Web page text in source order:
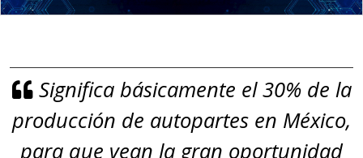
Empresa en Jalisco
GRAFITO LAMINADO EN
ROLLO
Especificaciones:
Requisitos: Garantizar composición
Significa básicamente el 30% de la
producción de autopartes en México,
para que vean la gran oportunidad